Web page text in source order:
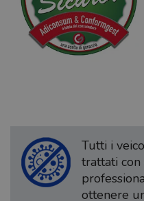
Tutti i
trattati
ottenere